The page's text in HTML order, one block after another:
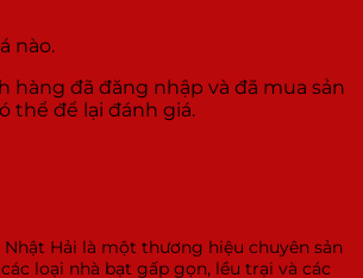
nào.
hàng đã đăng nhập và đã mua sản
thể để lại đánh giá.
Nhật Hải là một thương hiệu chuyên sản
loại nhà bạt gấp gọn, lều trại và các